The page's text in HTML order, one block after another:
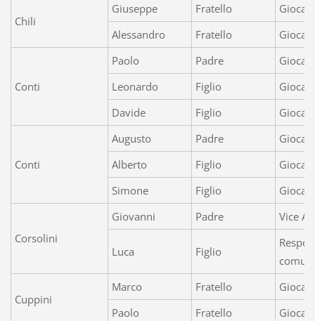
Chili
Giuseppe Fratello
Alessandro
Fratello
Conti
Paolo Padre
Leonardo
Figlio
Davide
Figlio
Conti
Augusto Padre
Alberto
Figlio
Simone
Figlio
Corsolini
Giovanni Padre Vice
Luca Figlio
Cuppini
Marco Fratello
Paolo
Fratello